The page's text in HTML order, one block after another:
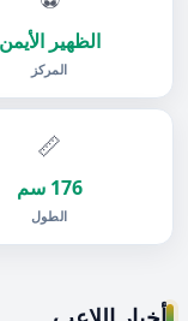
الظهير الأيمن
المركز
📏
176 سم
الطول